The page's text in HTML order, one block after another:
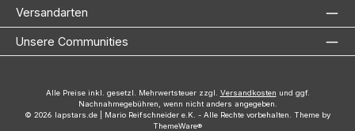
Versandarten
Unsere Communities
Alle Preise inkl. gesetzl. Mehrwertsteuer zzgl. Versandkosten und ggf.
Nachnahmegebühren, wenn nicht anders angegeben.
© 2026 lapstars.de | Mario Reifschneider e.K. - Alle Rechte vorbehalten. Theme by
ThemeWare®